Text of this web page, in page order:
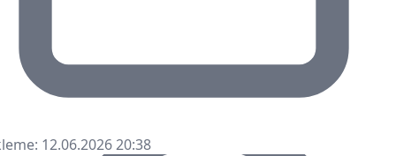
12.06.2026 20:38